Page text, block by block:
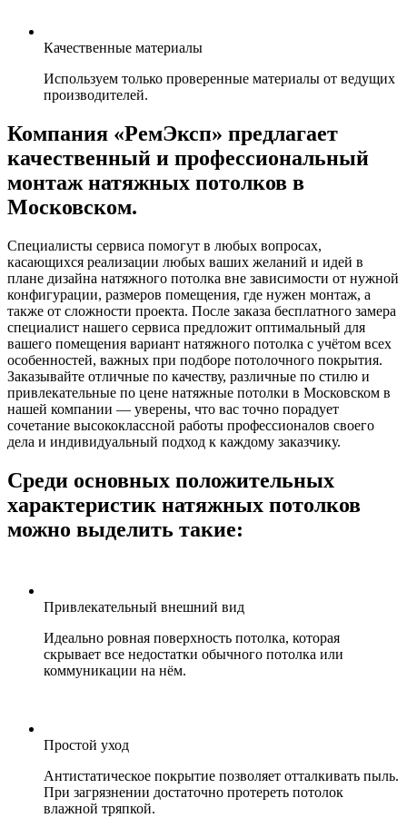
Качественные материалы
Используем только проверенные материалы от ведущих
производителей.
Компания «РемЭксп» предлагает
качественный и профессиональный
монтаж натяжных потолков в
Московском.
Специалисты сервиса помогут в любых вопросах,
касающихся реализации любых ваших желаний и идей в
плане дизайна натяжного потолка вне зависимости от нужной
конфигурации, размеров помещения, где нужен монтаж, а
также от сложности проекта. После заказа бесплатного замера
специалист нашего сервиса предложит оптимальный для
вашего помещения вариант натяжного потолка с учётом всех
особенностей, важных при подборе потолочного покрытия.
Заказывайте отличные по качеству, различные по стилю и
привлекательные по цене натяжные потолки в Московском в
нашей компании — уверены, что вас точно порадует
сочетание высококлассной работы профессионалов своего
дела и индивидуальный подход к каждому заказчику.
Среди основных положительных
характеристик натяжных потолков
можно выделить такие:
Привлекательный внешний вид
Идеально ровная поверхность потолка, которая
скрывает все недостатки обычного потолка или
коммуникации на нём.
Простой уход
Антистатическое покрытие позволяет отталкивать пыль.
При загрязнении достаточно протереть потолок
влажной тряпкой.